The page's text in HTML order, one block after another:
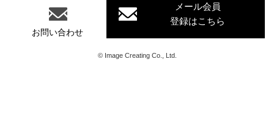
お問い合わせ
メール会員
登録はこちら
© Image Creating Co., Ltd.